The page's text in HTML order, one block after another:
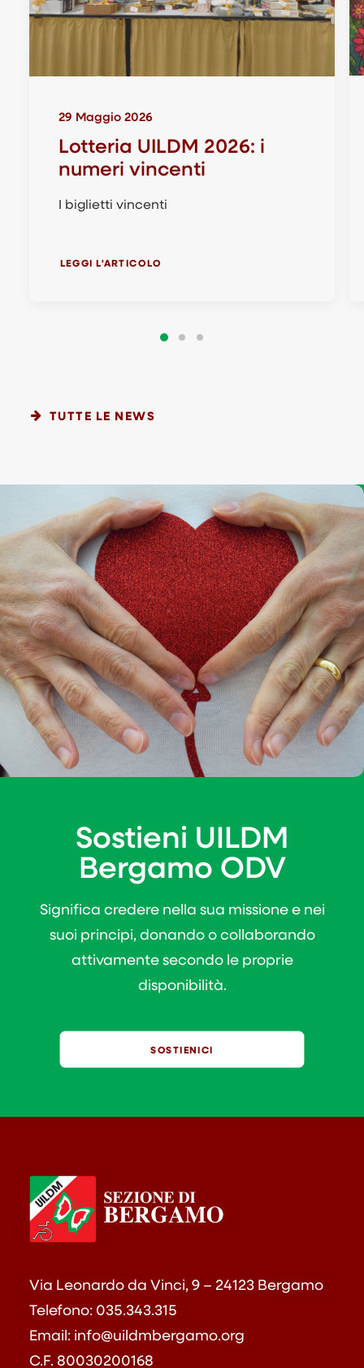
29 Maggio 2026
Lotteria UILDM 2026: i
numeri vincenti
I biglietti vincenti
LEGGI L'ARTICOLO
TUTTE LE NEWS
Sostieni UILDM
Bergamo ODV
Significa credere nella sua missione e nei
suoi principi, donando o collaborando
attivamente secondo le proprie
disponibilità.
SOSTIENICI
Via Leonardo da Vinci, 9 – 24123 Bergamo
Telefono: 035.343.315
Email: info@uildmbergamo.org
C.F. 80030200168